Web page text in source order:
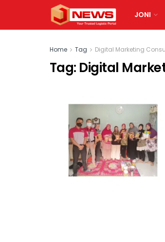
JONI
Home Tag Digital Marketing
Tag: Digital